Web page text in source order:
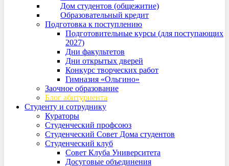
Дом студентов (общежитие)
Образовательный кредит
Подготовка к поступлению
Подготовительные курсы (для поступающих
2027)
Дни факультетов
Дни открытых дверей
Конкурс творческих работ
Гимназия «Ольгино»
Заочное образование
Блог абитуриента
Студенту и сотруднику
Кураторы
Студенческий профсоюз
Студенческий Совет Дома студентов
Студенческий клуб
Совет Клуба Университета
Досуговые объединения